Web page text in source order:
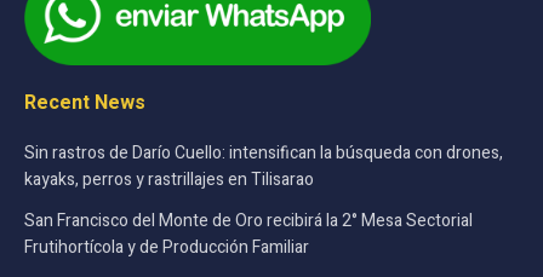
Recent News
Sin rastros de Darío Cuello: intensifican la búsqueda con drones,
kayaks, perros y rastrillajes en Tilisarao
San Francisco del Monte de Oro recibirá la 2° Mesa Sectorial
Frutihortícola y de Producción Familiar